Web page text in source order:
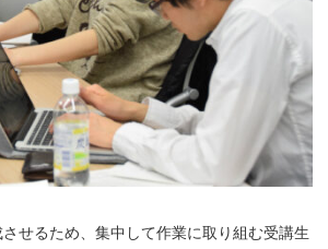
せるため、集中して作業に取り組む受講生